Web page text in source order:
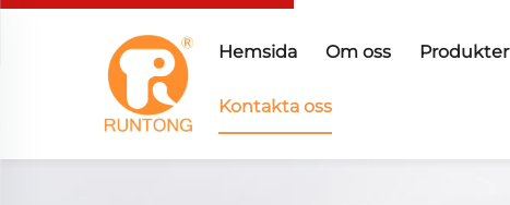
Hemsida Om oss Produkter
Kontakta oss